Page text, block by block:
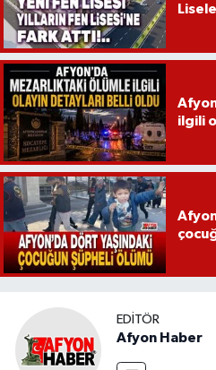
ilgili
EDITÖR
Afyon Haber